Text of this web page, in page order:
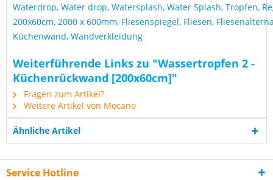
Waterdrop, Water drop, Watersplash, Water Splash, Tropfen,
200x60cm, 2000 x 600mm, Fliesenspiegel, Fliesen,
Küchenwand, Wandverkleidung
Weiterführende Links zu "Wassertropfen 2 -
Küchenrückwand [200x60cm]"
Fragen zum Artikel?
Weitere Artikel von Mocano
Ähnliche Artikel
Service Hotline